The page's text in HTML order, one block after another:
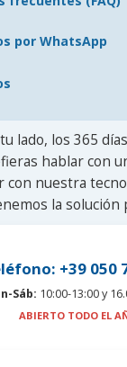
por WhatsApp
lado, los 365
hablar con
con nuestra
la solución
+39 050
Sáb: 10:00-13:00 y
ABIERTO TODO EL